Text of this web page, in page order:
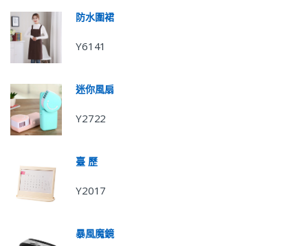
防水圍裙
Y6141
迷你風扇
Y2722
臺 歷
Y2017
暴風魔鏡